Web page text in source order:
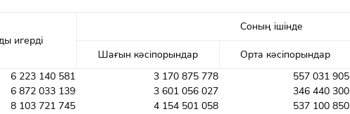
игерді
Соның ішінде
Шағын кәсіпорындар Орта кәсіпорындар
6 223 140 581 3 170 875 778 557 031 905
6 872 033 139 3 601 056 027 346 440 300
8 103 721 745 4 154 501 058 537 100 850